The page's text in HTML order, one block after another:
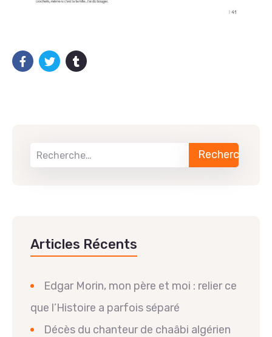
Articles Récents
Edgar Morin, mon père et moi : relier ce
que l’Histoire a parfois séparé
Décès du chanteur de chaâbi algérien